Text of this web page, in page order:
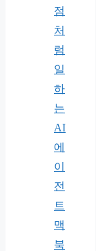
점
처
럼
일
하
는
AI
에
이
전
트
맥
북